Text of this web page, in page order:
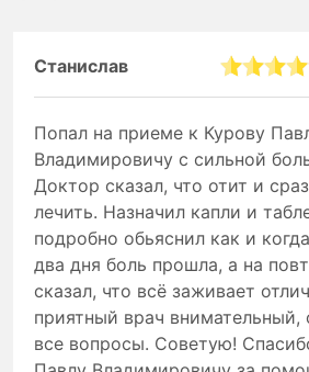
Станислав
Попал на приеме к Курову
Владимировичу с сильной
Доктор сказал, что отит и
лечить. Назначил капли и
подробно обьяснил как и
два дня боль прошла, а на
сказал, что всё заживает
приятный врач внимательный,
все вопросы. Советую!